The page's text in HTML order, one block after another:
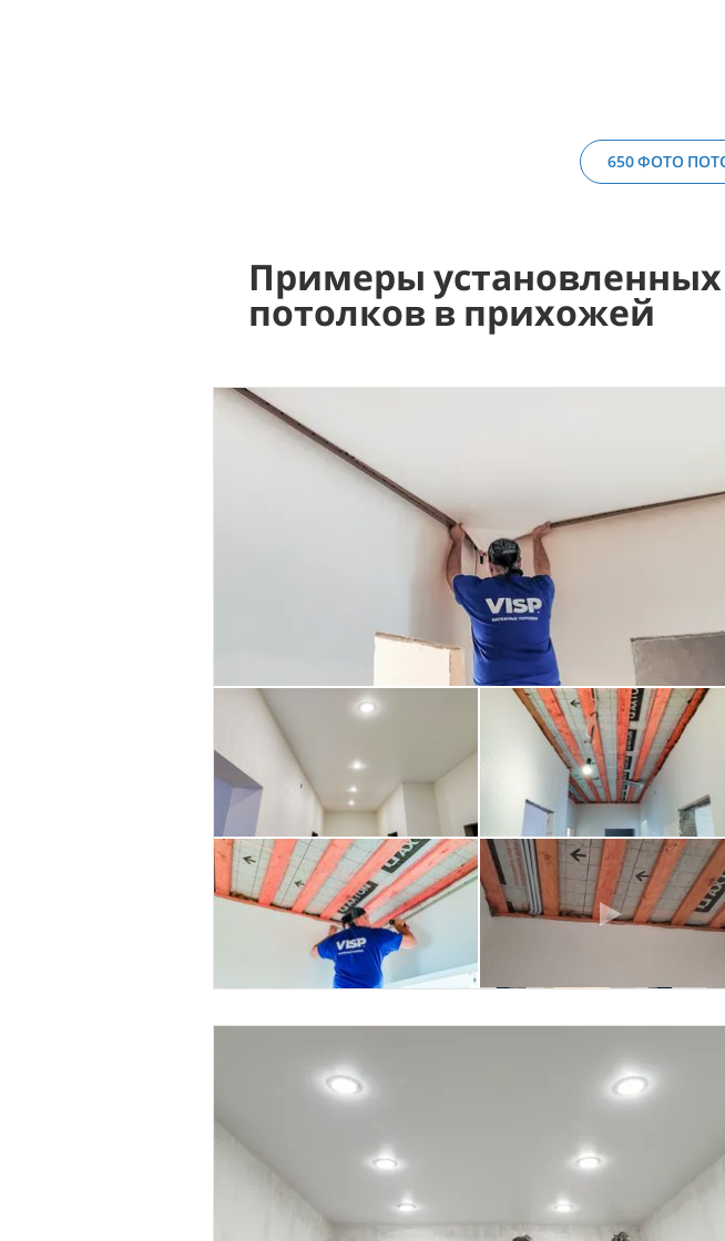
650 ФОТО
Примеры установленных
потолков в прихожей